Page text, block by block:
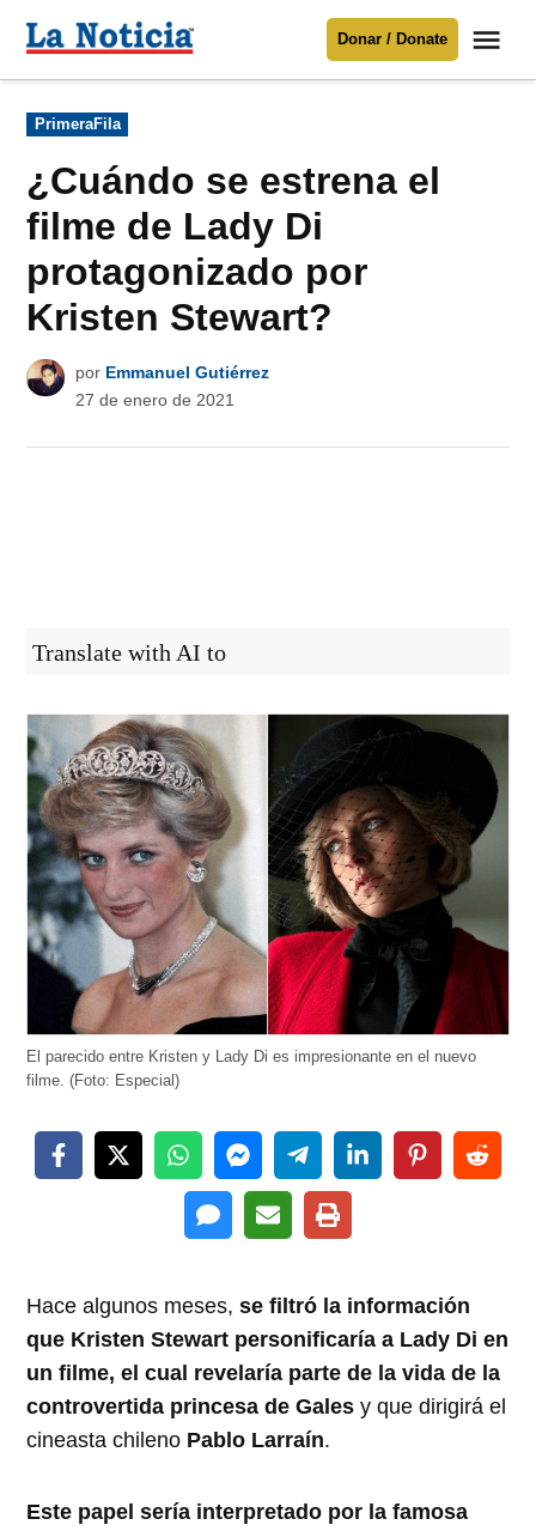
Para mantenerte informado necesitamos
Donar
contenido
Noticia
Donar / Donate
Publicado
en
PrimeraFila
¿Cuándo se estrena el
filme de Lady Di
protagonizado por
Kristen Stewart?
por Emmanuel Gutiérrez
27 de enero de 2021
Translate with AI to
El parecido entre Kristen y Lady Di es impresionante en el nuevo
filme. (Foto: Especial)
Hace algunos meses,se filtró la información
que Kristen Stewart personificaría a Lady Di en
un filme, el cual revelaría parte de la vida de la
controvertida princesa de Gales y que dirigirá el
cineasta chileno Pablo Larraín.
Este papel sería interpretado por la famosa